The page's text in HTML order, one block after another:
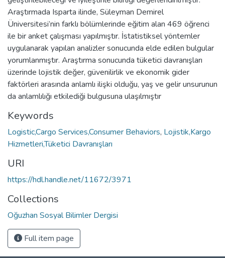
Araştırmada Isparta ilinde, Süleyman Demirel
Üniversitesi’nin farklı bölümlerinde eğitim alan 469 öğrenci
ile bir anket çalışması yapılmıştır. İstatistiksel yöntemler
uygulanarak yapılan analizler sonucunda elde edilen bulgular
yorumlanmıştır. Araştırma sonucunda tüketici davranışları
üzerinde lojistik değer, güvenilirlik ve ekonomik gider
faktörleri arasında anlamlı ilişki olduğu, yaş ve gelir unsurunun
da anlamlılığı etkilediği bulgusuna ulaşılmıştır
Keywords
Logistic,Cargo Services,Consumer Behaviors, Lojistik,Kargo
Hizmetleri,Tüketici Davranışları
URI
https://hdl.handle.net/11672/3971
Collections
Oğuzhan Sosyal Bilimler Dergisi
Full item page